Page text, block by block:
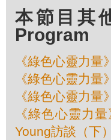
本節目其
Program
《綠色心靈力
《綠色心靈力
《綠色心靈力
《綠色心靈力
Young訪談（下）